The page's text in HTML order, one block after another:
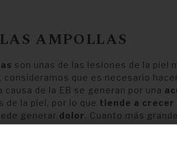
AMPOLLAS
son unas de las lesiones de la piel
que es necesario
causa de la EB se generan por una
de la piel, por lo que tiende a crecer
generar dolor. Cuanto más
deberemosvaciarlatan pronto
los casos en los que la ampolla